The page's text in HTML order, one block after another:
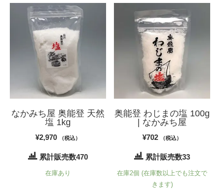
なかみち屋 奥能登 天然
塩 1kg
¥2,970 （税込）
累計販売数470
在庫あり
奥能登 わじまの塩 100g
| なかみち屋
¥702 （税込）
累計販売数33
在庫2個 (在庫数以上でも注文で
きます)